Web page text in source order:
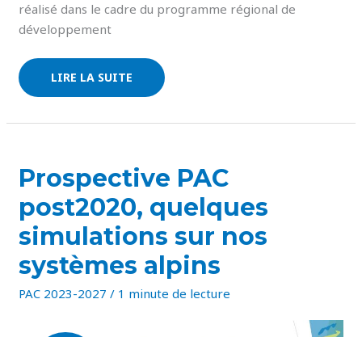
réalisé dans le cadre du programme régional de
développement
LIRE LA SUITE
Prospective PAC
post2020, quelques
simulations sur nos
systèmes alpins
PAC 2023-2027 / 1 minute de lecture
PROSPECTIVE
PAC
POST2020,
QUELQUES
SIMULATIONS
NOS
SYSTÈMES
ALPINS